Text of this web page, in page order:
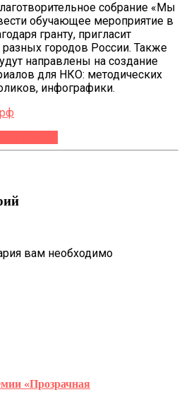
собрание «Мы
обучающее мероприятие в
гранту, пригласит
городов России. Также
направлены на создание
для НКО: методических
инфографики.
вам необходимо
«Прозрачная